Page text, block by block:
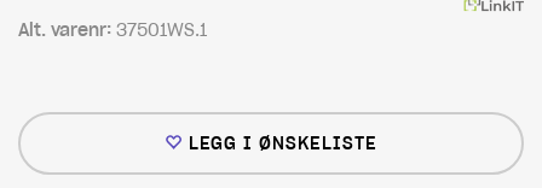
Alt. varenr: 37501WS.1
LEGG I ØNSKELISTE